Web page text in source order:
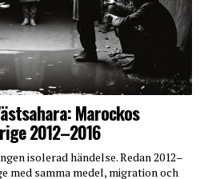
Marockos
2012–2016
isolerad händelse. Redan 2012–
med samma medel, migration och